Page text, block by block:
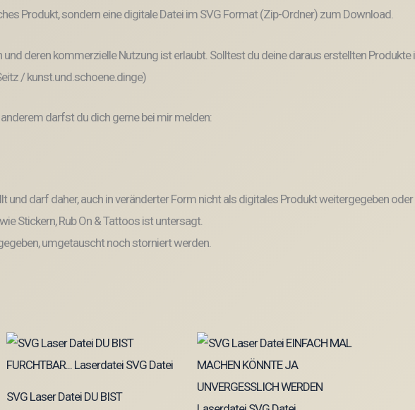
Produkt, sondern eine digitale Datei im SVG Format (Zip-Ordner) zum Download.
deren kommerzielle Nutzung ist erlaubt. Solltest du deine daraus erstellten
/ kunst.und.schoene.dinge)
darfst du dich gerne bei mir melden:
und darf daher, auch in veränderter Form nicht als digitales Produkt weitergegeben
Stickern, Rub On & Tattoos ist untersagt.
umgetauscht noch storniert werden.
SVG Laser Datei DU BIST